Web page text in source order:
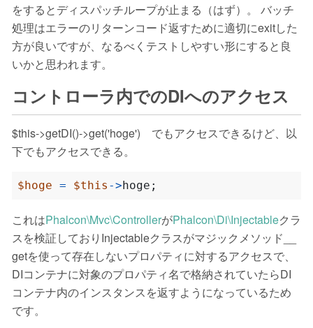
をするとディスパッチループが止まる（はず）。 バッチ
処理はエラーのリターンコード返すために適切にexitした
方が良いですが、なるべくテストしやすい形にすると良
いかと思われます。
コントローラ内でのDIへのアクセス
$this->getDI()->get('hoge') でもアクセスできるけど、以
下でもアクセスできる。
$hoge = $this -> hoge ;
これはPhalcon\Mvc\ControllerがPhalcon\Di\Injectableクラ
スを検証しておりInjectableクラスがマジックメソッド__
getを使って存在しないプロパティに対するアクセスで、
DIコンテナに対象のプロパティ名で格納されていたらDI
コンテナ内のインスタンスを返すようになっているため
です。